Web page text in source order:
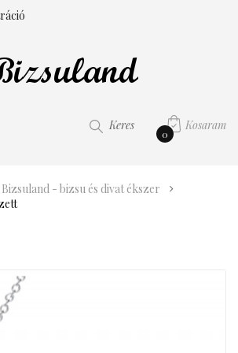
Kosaram
0
Keres
Bizsuland - bizsu és divat ékszer